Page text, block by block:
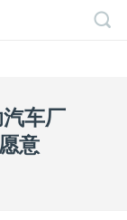
车厂
意